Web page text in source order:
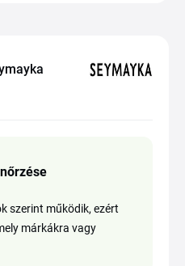
szerint működik, ezért
márkákra vagy